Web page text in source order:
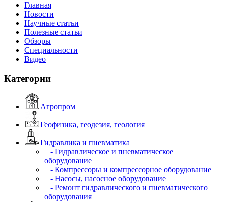
Главная
Новости
Научные статьи
Полезные статьи
Обзоры
Специальности
Видео
Категории
Агропром
Геофизика, геодезия, геология
Гидравлика и пневматика
- Гидравлическое и пневматическое
оборудование
- Компрессоры и компрессорное оборудование
- Насосы, насосное оборудование
- Ремонт гидравлического и пневматического
оборудования